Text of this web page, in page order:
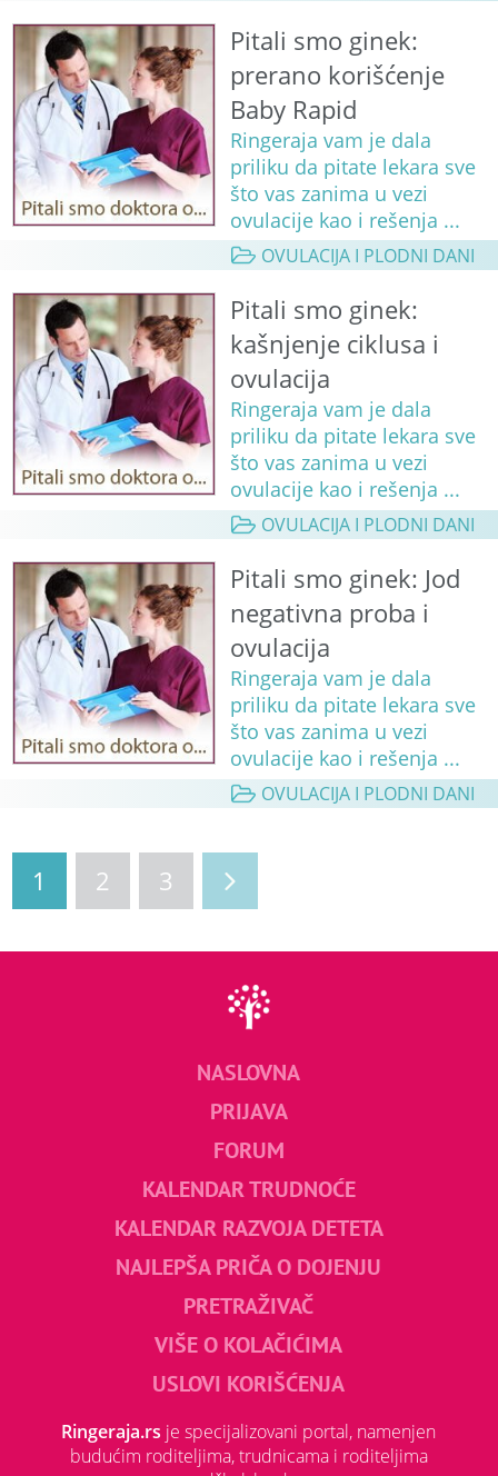
Pitali smo ginek:
prerano korišćenje
Baby Rapid
Ringeraja vam je dala
priliku da pitate lekara sve
što vas zanima u vezi
ovulacije kao i rešenja ...
OVULACIJA I PLODNI DANI
Pitali smo ginek:
kašnjenje ciklusa i
ovulacija
Ringeraja vam je dala
priliku da pitate lekara sve
što vas zanima u vezi
ovulacije kao i rešenja ...
OVULACIJA I PLODNI DANI
Pitali smo ginek: Jod
negativna proba i
ovulacija
Ringeraja vam je dala
priliku da pitate lekara sve
što vas zanima u vezi
ovulacije kao i rešenja ...
OVULACIJA I PLODNI DANI
1 2 3
NASLOVNA
PRIJAVA
FORUM
KALENDAR TRUDNOĆE
KALENDAR RAZVOJA DETETA
NAJLEPŠA PRIČA O DOJENJU
PRETRAŽIVAČ
VIŠE O KOLAČIĆIMA
USLOVI KORIŠĆENJA
Ringeraja.rs je specijalizovani portal, namenjen
budućim roditeljima, trudnicama i roditeljima